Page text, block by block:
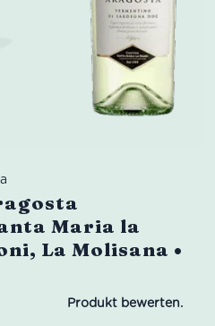
Maria la
La Molisana •